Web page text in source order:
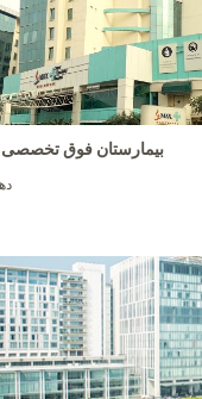
بیمارستان فوق